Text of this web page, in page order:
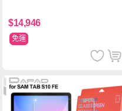
$14,946
免運